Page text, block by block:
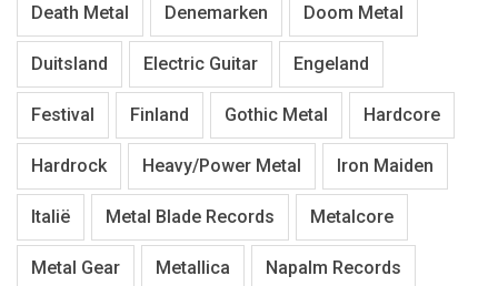
Death Metal Denemarken Doom Metal
Duitsland Electric Guitar Engeland
Festival Finland Gothic Metal Hardcore
Hardrock Heavy/Power Metal Iron Maiden
Italië Metal Blade Records Metalcore
Metal Gear Metallica Napalm Records